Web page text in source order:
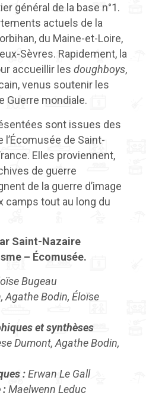
général de la base n°1.
actuels de la
du Maine-et-Loire,
Sèvres. Rapidement, la
accueillir les doughboys,
venus soutenir les
Guerre mondiale.
sont issues des
de Saint-
Elles proviennent,
de guerre
de la guerre d’image
camps tout au long du
Saint-Nazaire
– Écomusée.
Bugeau
Agathe Bodin, Éloïse
et synthèses
Dumont, Agathe Bodin,
:Erwan Le Gall
:Maelwenn Leduc